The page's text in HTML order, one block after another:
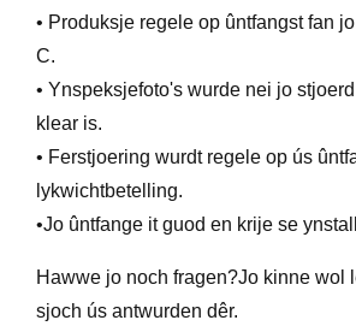
• Produksje regele op ûntfangst fan
C.
• Ynspeksjefoto's wurde nei jo
klear is.
• Ferstjoering wurdt regele op ús
lykwichtbetelling.
•Jo ûntfange it guod en krije se
Hawwe jo noch fragen?Jo kinne wol
sjoch ús antwurden dêr.